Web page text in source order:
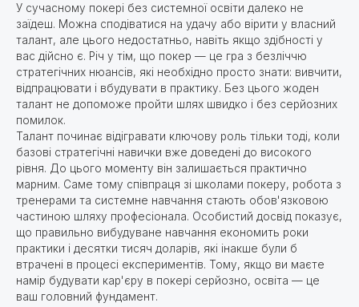
У сучасному покері без системної освіти далеко не
заїдеш. Можна сподіватися на удачу або вірити у власний
талант, але цього недостатньо, навіть якщо здібності у
вас дійсно є. Річ у тім, що покер — це гра з безліччю
стратегічних нюансів, які необхідно просто знати: вивчити,
відпрацювати і вбудувати в практику. Без цього жоден
талант не допоможе пройти шлях швидко і без серйозних
помилок.
Талант починає відігравати ключову роль тільки тоді, коли
базові стратегічні навички вже доведені до високого
рівня. До цього моменту він залишається практично
марним. Саме тому співпраця зі школами покеру, робота з
тренерами та системне навчання стають обов'язковою
частиною шляху професіонала. Особистий досвід показує,
що правильно вибудуване навчання економить роки
практики і десятки тисяч доларів, які інакше були б
втрачені в процесі експериментів. Тому, якщо ви маєте
намір будувати кар'єру в покері серйозно, освіта — це
ваш головний фундамент.